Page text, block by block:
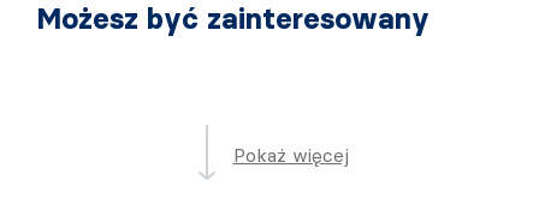
Możesz być zainteresowany
Pokaż więcej